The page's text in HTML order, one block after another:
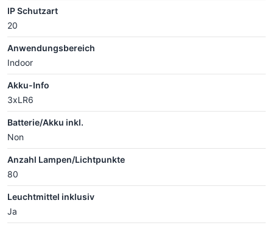
IP Schutzart
20
Anwendungsbereich
Indoor
Akku-Info
3xLR6
Batterie/Akku inkl.
Non
Anzahl Lampen/Lichtpunkte
80
Leuchtmittel inklusiv
Ja